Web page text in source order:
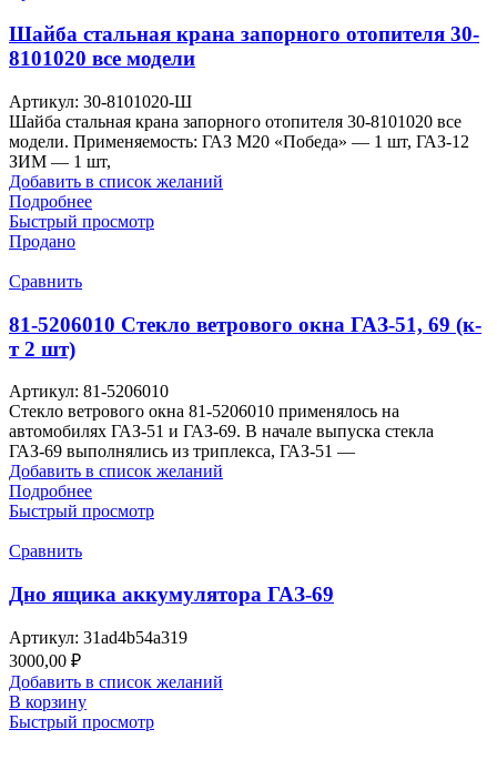
Шайба стальная крана запорного отопителя 30-
8101020 все модели
Артикул: 30-8101020-Ш
Шайба стальная крана запорного отопителя 30-8101020 все
модели. Применяемость: ГАЗ М20 «Победа» — 1 шт, ГАЗ-12
ЗИМ — 1 шт,
Добавить в список желаний
Подробнее
Быстрый просмотр
Продано
Сравнить
81-5206010 Стекло ветрового окна ГАЗ-51, 69 (к-
т 2 шт)
Артикул: 81-5206010
Стекло ветрового окна 81-5206010 применялось на
автомобилях ГАЗ-51 и ГАЗ-69. В начале выпуска стекла
ГАЗ-69 выполнялись из триплекса, ГАЗ-51 —
Добавить в список желаний
Подробнее
Быстрый просмотр
Сравнить
Дно ящика аккумулятора ГАЗ-69
Артикул: 31ad4b54a319
3000,00 ₽
Добавить в список желаний
В корзину
Быстрый просмотр